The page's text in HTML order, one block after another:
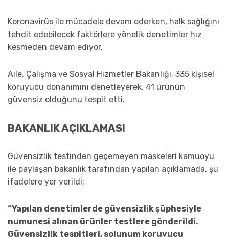
Koronavirüs ile mücadele devam ederken, halk sağlığını
tehdit edebilecek faktörlere yönelik denetimler hız
kesmeden devam ediyor.
Aile, Çalışma ve Sosyal Hizmetler Bakanlığı, 335 kişisel
koruyucu donanımını denetleyerek, 41 ürünün
güvensiz olduğunu tespit etti.
BAKANLIK AÇIKLAMASI
Güvensizlik testinden geçemeyen maskeleri kamuoyu
ile paylaşan bakanlık tarafından yapılan açıklamada, şu
ifadelere yer verildi:
“Yapılan denetimlerde güvensizlik şüphesiyle
numunesi alınan ürünler testlere gönderildi.
Güvensizlik tespitleri, solunum koruyucu